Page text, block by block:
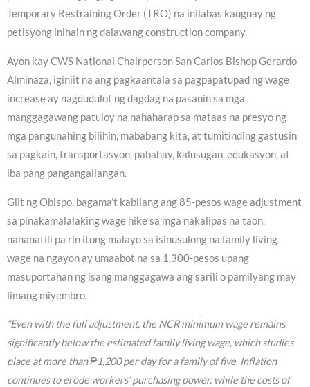
Temporary Restraining Order (TRO) na inilabas kaugnay ng
petisyong inihain ng dalawang construction company.
Ayon kay CWS National Chairperson San Carlos Bishop Gerardo
Alminaza, iginiit na ang pagkaantala sa pagpapatupad ng wage
increase ay nagdudulot ng dagdag na pasanin sa mga
manggagawang patuloy na nahaharap sa mataas na presyo ng
mga pangunahing bilihin, mababang kita, at tumitinding gastusin
sa pagkain, transportasyon, pabahay, kalusugan, edukasyon, at
iba pang pangangailangan.
Giit ng Obispo, bagama’t kabilang ang 85-pesos wage adjustment
sa pinakamalalaking wage hike sa mga nakalipas na taon,
nananatili pa rin itong malayo sa isinusulong na family living
wage na ngayon ay umaabot na sa 1,300-pesos upang
masuportahan ng isang manggagawa ang sarili o pamilyang may
limang miyembro.
“Even with the full adjustment, the NCR minimum wage remains
significantly below the estimated family living wage, which studies
place at more than ₱1,200 per day for a family of five. Inflation
continues to erode workers’ purchasing power, while the costs of